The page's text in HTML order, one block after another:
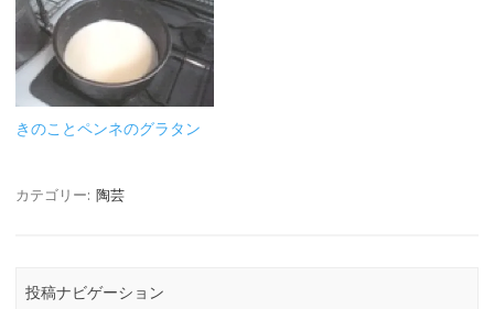
きのことペンネのグラタン
カテゴリー: 陶芸
投稿ナビゲーション